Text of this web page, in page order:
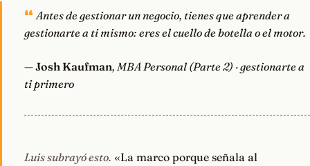
Antes de gestionar un negocio, tienes que aprender a
gestionarte a ti mismo: eres el cuello de botella o el motor.
—Josh Kaufman, MBA Personal (Parte 2) · gestionarte a
ti primero
Luis subrayó esto. «La marco porque señala al